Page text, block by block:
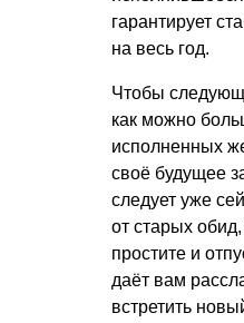
гарантирует
на весь год.
Чтобы
как можно
исполненных
своё будущее
следует уже
от старых
простите и
даёт вам
встретить